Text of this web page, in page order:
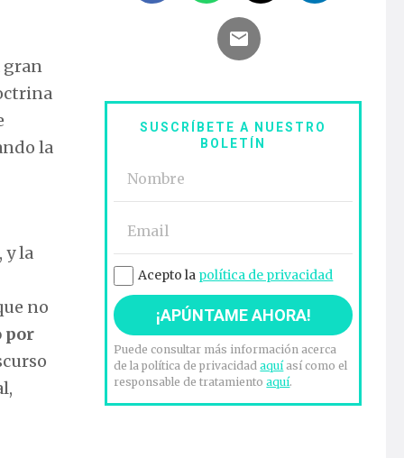
gran
la
y la
no
por
SUSCRÍBETE A NUESTRO
BOLETÍN
Acepto la política de privacidad
Puede consultar más información acerca
de la política de privacidadaquíasí como el
responsable de tratamientoaquí.